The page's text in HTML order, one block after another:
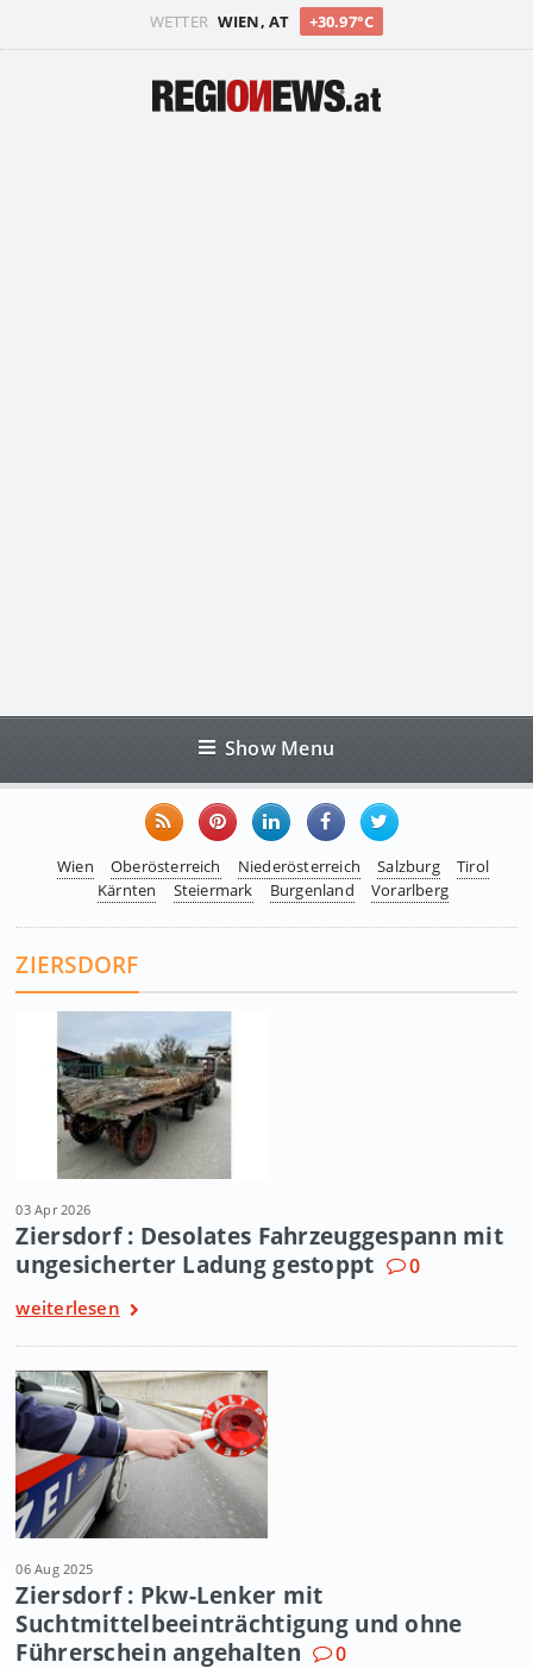
WETTER WIEN, AT +30.97°C
Show Menu
Wien Oberösterreich Niederösterreich Salzburg
Tirol
Kärnten
Steiermark Burgenland Vorarlberg
ZIERSDORF
03 Apr 2026
Ziersdorf : Desolates Fahrzeuggespann mit
ungesicherter Ladung gestoppt
0
weiterlesen
06 Aug 2025
Ziersdorf : Pkw-Lenker mit
Suchtmittelbeeinträchtigung und ohne
Führerschein angehalten
0